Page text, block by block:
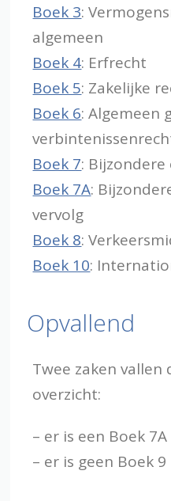
Boek 3:
algemeen
Boek 4: Erfrecht
Boek 5: Zakelijke
Boek 6: Algemeen
Boek 7:
Boek 7A:
vervolg
Boek 8:
Boek 10:
Opvallend
Twee zaken
overzicht:
– er is een Boek 7A
– er is geen Boek 9